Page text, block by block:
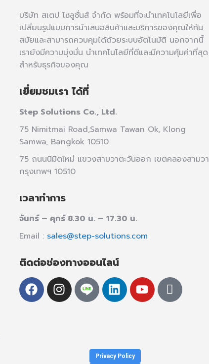
บริษัท สเตป โซลูชั่นส์ จำกัด พร้อมที่จะนำเทคโนโลยีเพื่อ
เปลี่ยนรูปแบบการนำเสนอสินค้าและบริการของคุณให้ทัน
สมัยและสามารถควบคุมได้ด้วยระบบอัตโนมัติ นอกจากนี้
เรายังมีความมุ่งมั่น นำเทคโนโลยีที่ดีและมีความคุ้มค่าที่สุด
สำหรับธุรกิจของคุณ
เยี่ยมชมเรา ได้ที่
Step Solutions Co., Ltd.
75 Nimitmai Road,Samwa Tawan Ok, Klong
Samwa, Bangkok 10510
75 ถนนนิมิตใหม่ แขวงสามวาตะวันออก เขตคลองสามวา
กรุงเทพฯ 10510
เวลาทำการ
จันทร์ – ศุกร์ 8.30 น. – 17.30 น.
Email : sales@step-solutions.com
ติดต่อช่องทางออนไลน์
Privacy Policy